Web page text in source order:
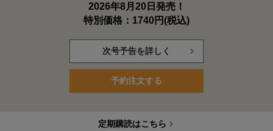
2026年8月20日発売！
特別価格：1740円(税込)
次号予告を詳しく
予約注文する
定期購読はこちら